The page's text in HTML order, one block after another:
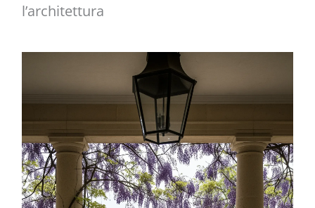
l’architettura